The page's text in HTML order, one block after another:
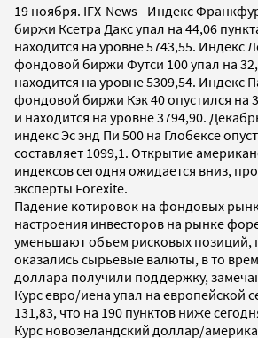
19 ноября. IFX-News - Индекс
биржи Ксетра Дакс упал на 44,06
находится на уровне 5743,55. Индекс
фондовой биржи Футси 100 упал на
находится на уровне 5309,54. Индекс
фондовой биржи Кэк 40 опустился на
и находится на уровне 3794,90.
индекс Эс энд Пи 500 на Глобексе
составляет 1099,1. Открытие
индексов сегодня ожидается вниз,
эксперты Forexite.
Падение котировок на фондовых
настроения инвесторов на рынке
уменьшают объем рисковых позиций,
оказались сырьевые валюты, в то
доллара получили поддержку,
Курс евро/иена упал на европейской
131,83, что на 190 пунктов ниже
Курс новозеландский доллар/